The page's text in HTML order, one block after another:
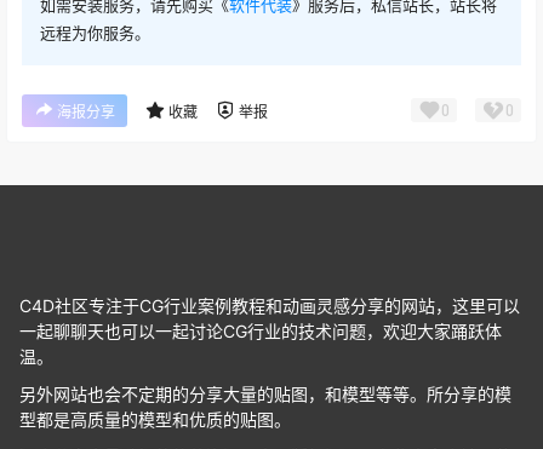
如需安装服务，请先购买《软件代装》服务后，私信站长，站长将
远程为你服务。
海报分享 收藏 举报 0 0
C4D社区专注于CG行业案例教程和动画灵感分享的网站，这里可以
一起聊聊天也可以一起讨论CG行业的技术问题，欢迎大家踊跃体
温。
另外网站也会不定期的分享大量的贴图，和模型等等。所分享的模
型都是高质量的模型和优质的贴图。